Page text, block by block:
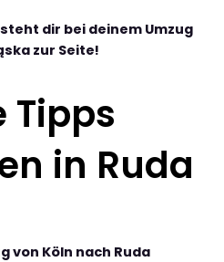
dir bei deinem Umzug
zur Seite!
Tipps
in Ruda
von Köln nach Ruda